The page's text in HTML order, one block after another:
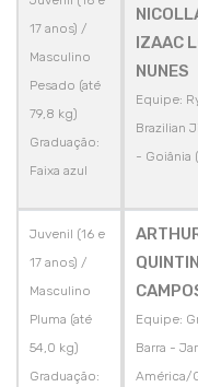
17 anos) /
Masculino
Pesado (até
79,8 kg)
Graduação:
Faixa azul
IZAAC
NUNES
Equipe:
Brazilian
- Goiânia
Juvenil (16 e
17 anos) /
Masculino
Pluma (até
54,0 kg)
Graduação:
Equipe:
Barra -
América/